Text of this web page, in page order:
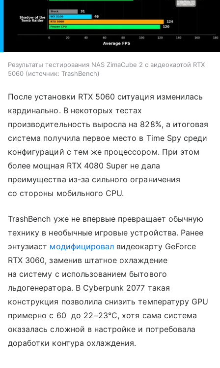
Результаты тестирования NAS ZimaCube 2 с видеокартой RTX
5060
источник: TrashBench
После установки RTX 5060 ситуация изменилась
кардинально. В некоторых тестах
производительность выросла на 828%, а итоговая
система получила первое место в Time Spy среди
конфигураций с тем же процессором. При этом
более мощная RTX 4080 Super не дала
преимущества из-за сильного ограничения
со стороны мобильного CPU.
TrashBench уже не впервые превращает обычную
технику в необычные игровые устройства. Ранее
энтузиаст модифицировал видеокарту GeForce
RTX 3060, заменив штатное охлаждение
на систему с использованием бытового
льдогенератора. В Cyberpunk 2077 такая
конструкция позволила снизить температуру GPU
примерно с 60 до 22−23°C, хотя сама система
оказалась сложной в настройке и потребовала
доработки контура охлаждения.